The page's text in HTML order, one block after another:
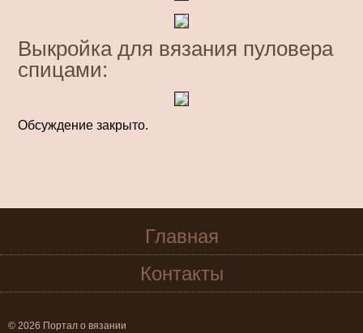
Выкройка для вязания пуловера
спицами:
Обсуждение закрыто.
Главная
Контакты
© 2026 Портал о вязании